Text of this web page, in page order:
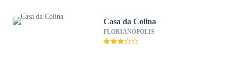
Casa da Colina
FLORIANÓPOLIS